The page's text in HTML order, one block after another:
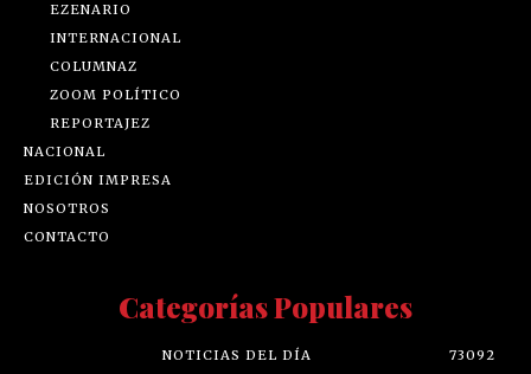
EZENARIO
INTERNACIONAL
COLUMNAZ
ZOOM POLÍTICO
REPORTAJEZ
NACIONAL
EDICIÓN IMPRESA
NOSOTROS
CONTACTO
Categorías Populares
NOTICIAS DEL DÍA
73092